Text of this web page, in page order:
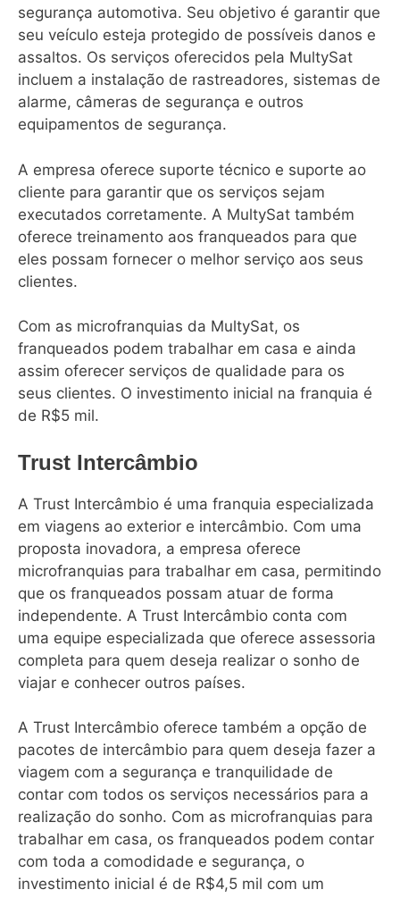
segurança automotiva. Seu objetivo é garantir que
seu veículo esteja protegido de possíveis danos e
assaltos. Os serviços oferecidos pela MultySat
incluem a instalação de rastreadores, sistemas de
alarme, câmeras de segurança e outros
equipamentos de segurança.
A empresa oferece suporte técnico e suporte ao
cliente para garantir que os serviços sejam
executados corretamente. A MultySat também
oferece treinamento aos franqueados para que
eles possam fornecer o melhor serviço aos seus
clientes.
Com as microfranquias da MultySat, os
franqueados podem trabalhar em casa e ainda
assim oferecer serviços de qualidade para os
seus clientes. O investimento inicial na franquia é
de R$5 mil.
Trust Intercâmbio
A Trust Intercâmbio é uma franquia especializada
em viagens ao exterior e intercâmbio. Com uma
proposta inovadora, a empresa oferece
microfranquias para trabalhar em casa, permitindo
que os franqueados possam atuar de forma
independente. A Trust Intercâmbio conta com
uma equipe especializada que oferece assessoria
completa para quem deseja realizar o sonho de
viajar e conhecer outros países.
A Trust Intercâmbio oferece também a opção de
pacotes de intercâmbio para quem deseja fazer a
viagem com a segurança e tranquilidade de
contar com todos os serviços necessários para a
realização do sonho. Com as microfranquias para
trabalhar em casa, os franqueados podem contar
com toda a comodidade e segurança, o
investimento inicial é de R$4,5 mil com um